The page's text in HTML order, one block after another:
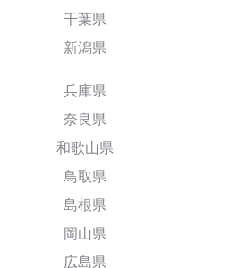
千葉県
新潟県
兵庫県
奈良県
和歌山県
鳥取県
島根県
岡山県
広島県